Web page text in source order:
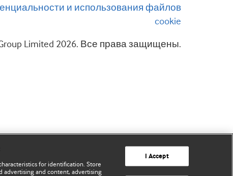
и использования файлов
cookie
Limited 2026. Все права защищены.
for identification. Store
advertising and content, advertising
I Accept